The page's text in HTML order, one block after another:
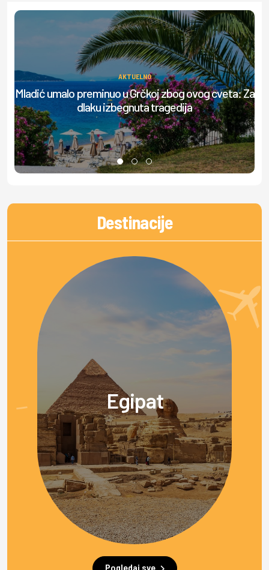
AKTUELNO
Mladić umalo preminuo u Grčkoj zbog ovog cveta: Za
dlaku izbegnuta tragedija
Destinacije
Egipat
Pogledaj sve